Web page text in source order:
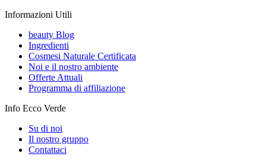
Informazioni Utili
beauty Blog
Ingredienti
Cosmesi Naturale Certificata
Noi e il nostro ambiente
Offerte Attuali
Programma di affiliazione
Info Ecco Verde
Su di noi
Il nostro gruppo
Contattaci